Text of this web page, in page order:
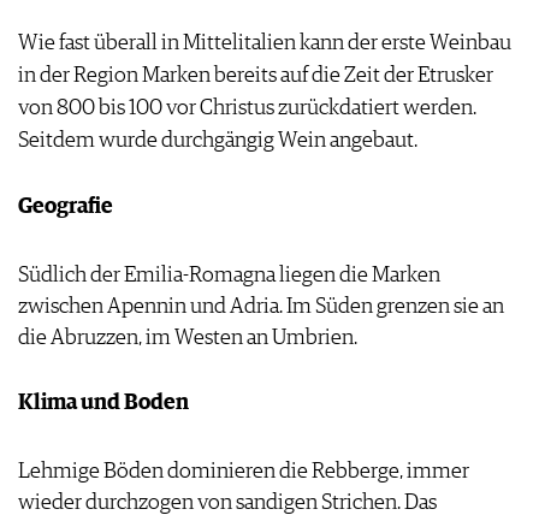
Wie fast überall in Mittelitalien kann der erste Weinbau
in der Region Marken bereits auf die Zeit der Etrusker
von 800 bis 100 vor Christus zurückdatiert werden.
Seitdem wurde durchgängig Wein angebaut.
Geografie
Südlich der Emilia-Romagna liegen die Marken
zwischen Apennin und Adria. Im Süden grenzen sie an
die Abruzzen, im Westen an Umbrien.
Klima und Boden
Lehmige Böden dominieren die Rebberge, immer
wieder durchzogen von sandigen Strichen. Das